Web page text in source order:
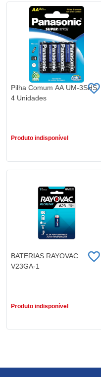
Pilha Comum AA UM-3SHS
4 Unidades
Produto indisponível
BATERIAS RAYOVAC
V23GA-1
Produto indisponível